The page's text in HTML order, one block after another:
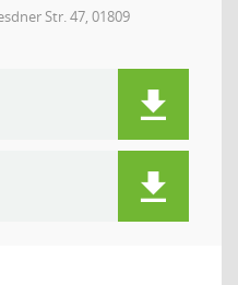
Str. 47, 01809